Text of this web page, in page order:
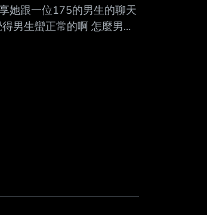
她跟一位175的男生的聊天
男生蠻正常的啊 怎麼男生
？還是女生身上？ 咁五八